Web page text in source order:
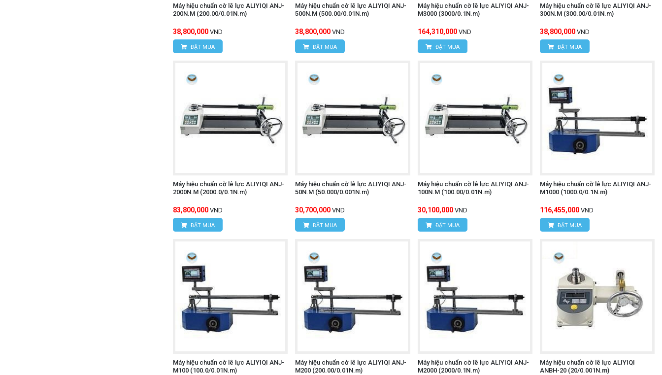
Máy hiệu chuẩn cờ lê lực ALIYIQI ANJ-
200N.M (200.00/0.01N.m)
38,800,000 VND
ĐẶT MUA
Máy hiệu chuẩn cờ lê lực ALIYIQI ANJ-
500N.M (500.00/0.01N.m)
38,800,000 VND
ĐẶT MUA
Máy hiệu chuẩn cờ lê lực ALIYIQI ANJ-
M3000 (3000/0.1N.m)
164,310,000 VND
ĐẶT MUA
Máy hiệu chuẩn cờ lê lực ALIYIQI ANJ-
300N.M (300.00/0.01N.m)
38,800,000 VND
ĐẶT MUA
Máy hiệu chuẩn cờ lê lực ALIYIQI ANJ-
2000N.M (2000.0/0.1N.m)
83,800,000 VND
ĐẶT MUA
Máy hiệu chuẩn cờ lê lực ALIYIQI ANJ-
50N.M (50.000/0.001N.m)
30,700,000 VND
ĐẶT MUA
Máy hiệu chuẩn cờ lê lực ALIYIQI ANJ-
100N.M (100.00/0.01N.m)
30,100,000 VND
ĐẶT MUA
Máy hiệu chuẩn cờ lê lực ALIYIQI ANJ-
M1000 (1000.0/0.1N.m)
116,455,000 VND
ĐẶT MUA
Máy hiệu chuẩn cờ lê lực ALIYIQI ANJ-
M100 (100.0/0.01N.m)
Máy hiệu chuẩn cờ lê lực ALIYIQI ANJ-
M200 (200.00/0.01N.m)
Máy hiệu chuẩn cờ lê lực ALIYIQI ANJ-
M2000 (2000/0.1N.m)
Máy hiệu chuẩn cờ lê lực ALIYIQI
ANBH-20 (20/0.001N.m)